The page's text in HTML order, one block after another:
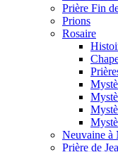
Prière Fin
Prions
Rosaire
Neuvaine à
Prière de